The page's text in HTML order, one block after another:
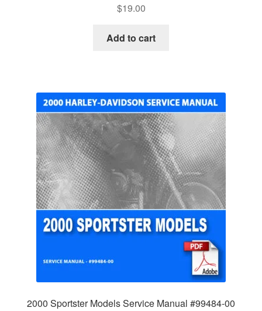
$19.00
Add to cart
2000 Sportster Models Service Manual #99484-00